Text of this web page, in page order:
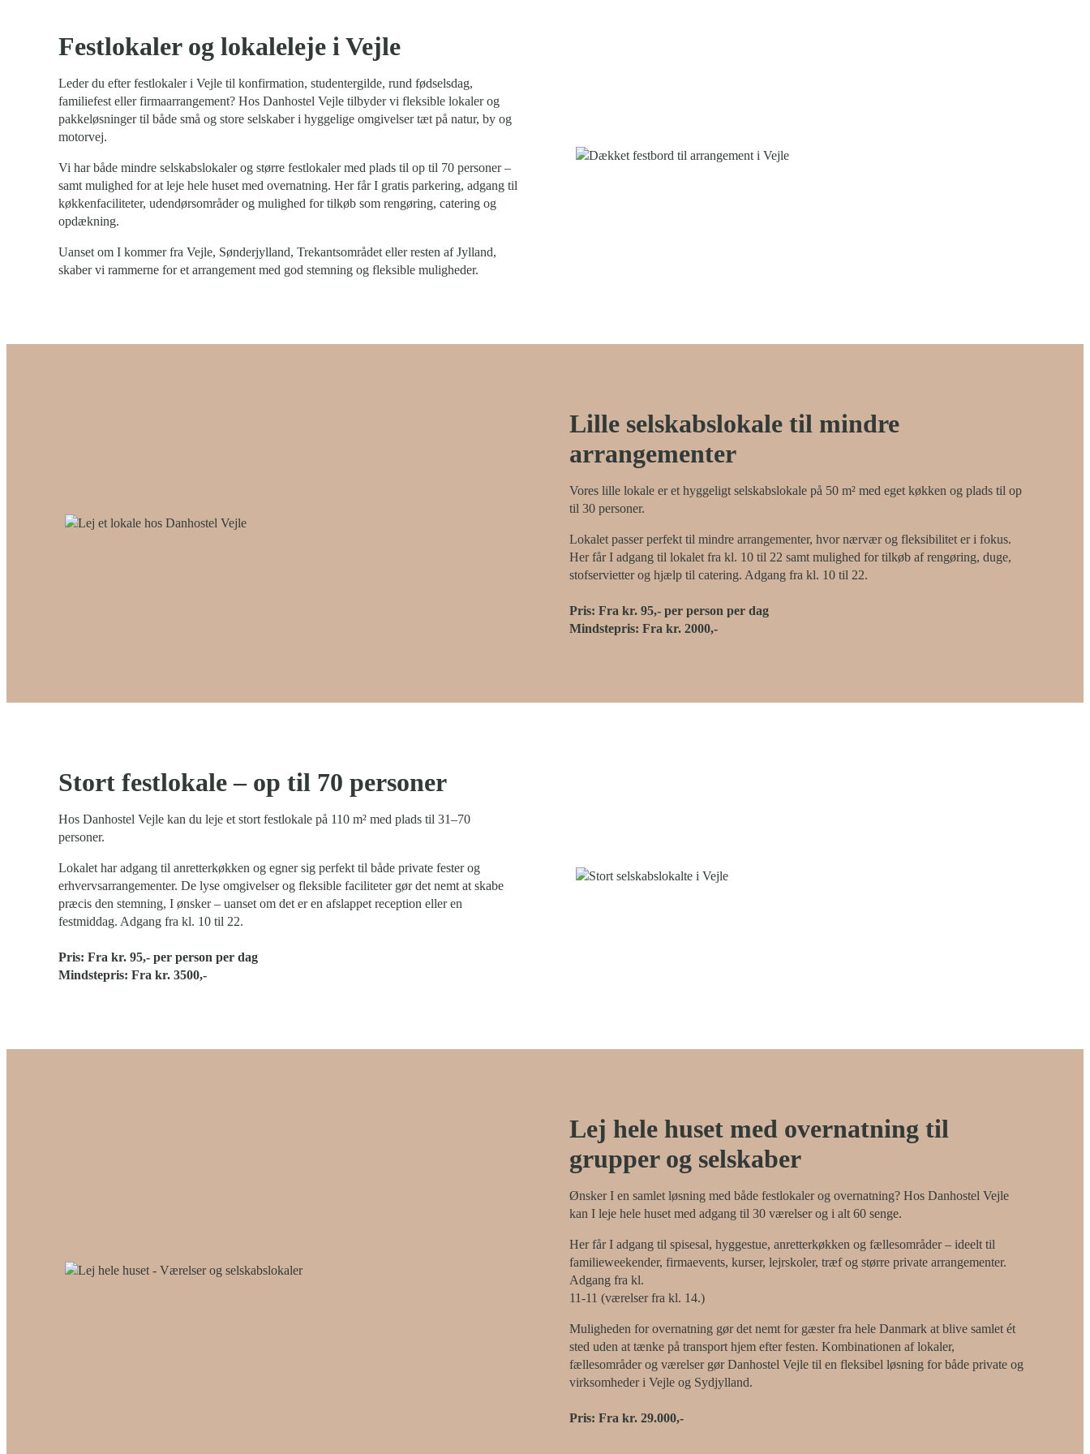
Festlokaler og lokaleleje i Vejle
Leder du efter festlokaler i Vejle til konfirmation, studentergilde, rund fødselsdag,
familiefest eller firmaarrangement? Hos Danhostel Vejle tilbyder vi fleksible lokaler og
pakkeløsninger til både små og store selskaber i hyggelige omgivelser tæt på natur, by og
motorvej.
Vi har både mindre selskabslokaler og større festlokaler med plads til op til 70 personer –
samt mulighed for at leje hele huset med overnatning. Her får I gratis parkering, adgang til
køkkenfaciliteter, udendørsområder og mulighed for tilkøb som rengøring, catering og
opdækning.
Uanset om I kommer fra Vejle, Sønderjylland, Trekantsområdet eller resten af Jylland,
skaber vi rammerne for et arrangement med god stemning og fleksible muligheder.
Lille selskabslokale til mindre
arrangementer
Vores lille lokale er et hyggeligt selskabslokale på 50 m² med eget køkken og plads til op
til 30 personer.
Lokalet passer perfekt til mindre arrangementer, hvor nærvær og fleksibilitet er i fokus.
Her får I adgang til lokalet fra kl. 10 til 22 samt mulighed for tilkøb af rengøring, duge,
stofservietter og hjælp til catering. Adgang fra kl. 10 til 22.
Pris: Fra kr. 95,- per person per dag
Mindstepris: Fra kr. 2000,-
Stort festlokale – op til 70 personer
Hos Danhostel Vejle kan du leje et stort festlokale på 110 m² med plads til 31–70
personer.
Lokalet har adgang til anretterkøkken og egner sig perfekt til både private fester og
erhvervsarrangementer. De lyse omgivelser og fleksible faciliteter gør det nemt at skabe
præcis den stemning, I ønsker – uanset om det er en afslappet reception eller en
festmiddag. Adgang fra kl. 10 til 22.
Pris: Fra kr. 95,- per person per dag
Mindstepris: Fra kr. 3500,-
Lej hele huset med overnatning til
grupper og selskaber
Ønsker I en samlet løsning med både festlokaler og overnatning? Hos Danhostel Vejle
kan I leje hele huset med adgang til 30 værelser og i alt 60 senge.
Her får I adgang til spisesal, hyggestue, anretterkøkken og fællesområder – ideelt til
familieweekender, firmaevents, kurser, lejrskoler, træf og større private arrangementer.
Adgang fra kl.
11-11 (værelser fra kl. 14.)
Muligheden for overnatning gør det nemt for gæster fra hele Danmark at blive samlet ét
sted uden at tænke på transport hjem efter festen. Kombinationen af lokaler,
fællesområder og værelser gør Danhostel Vejle til en fleksibel løsning for både private og
virksomheder i Vejle og Sydjylland.
Pris: Fra kr. 29.000,-